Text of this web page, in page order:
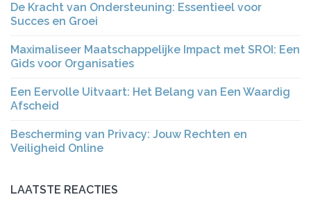
De Kracht van Ondersteuning: Essentieel voor
Succes en Groei
Maximaliseer Maatschappelijke Impact met SROI: Een
Gids voor Organisaties
Een Eervolle Uitvaart: Het Belang van Een Waardig
Afscheid
Bescherming van Privacy: Jouw Rechten en
Veiligheid Online
LAATSTE REACTIES